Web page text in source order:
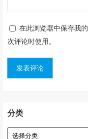
在此浏览器中保存我
次评论时使用。
分类
分